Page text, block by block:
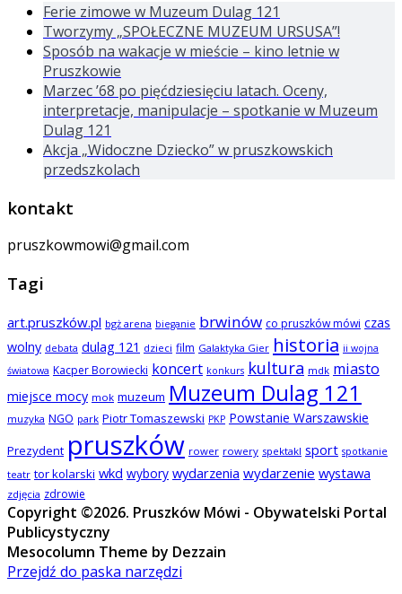
Ferie zimowe w Muzeum Dulag 121
Tworzymy „SPOŁECZNE MUZEUM URSUSA”!
Sposób na wakacje w mieście – kino letnie w
Pruszkowie
Marzec ’68 po pięćdziesięciu latach. Oceny,
interpretacje, manipulacje – spotkanie w Muzeum
Dulag 121
Akcja „Widoczne Dziecko” w pruszkowskich
przedszkolach
kontakt
pruszkowmowi@gmail.com
Tagi
art.pruszków.pl bgż arena bieganie brwinów co pruszków mówi czas
wolny debata dulag 121 dzieci film Galaktyka Gier historia ii wojna
światowa Kacper Borowiecki koncert konkurs kultura mdk miasto
miejsce mocy mok muzeum Muzeum Dulag 121
muzyka NGO park Piotr Tomaszewski PKP Powstanie Warszawskie
Prezydent pruszków rower rowery spektakl sport spotkanie
teatr tor kolarski wkd wybory wydarzenia wydarzenie wystawa
zdjęcia zdrowie
Copyright ©2026. Pruszków Mówi - Obywatelski Portal
Publicystyczny
Mesocolumn Theme by Dezzain
Przejdź do paska narzędzi